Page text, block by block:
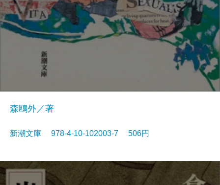
森鴎外／著
新潮文庫 978-4-10-102003-7 506円